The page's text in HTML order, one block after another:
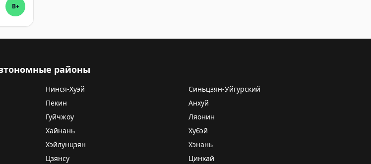
B+
районы
Нинся-Хуэй
Синьцзян-Уйгурский
Пекин
Анхуй
Гуйчжоу
Ляонин
Хайнань
Хубэй
Хэйлунцзян
Хэнань
Цзянсу Цинхай